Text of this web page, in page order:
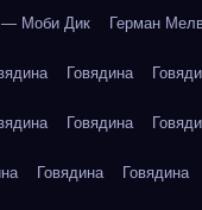
— Моби Дик Герман
Говядина
Говядина
Говядина Говядина